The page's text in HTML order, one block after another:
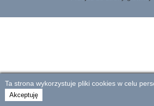
Ta strona wykorzystuje pliki cookies w celu
Akceptuję